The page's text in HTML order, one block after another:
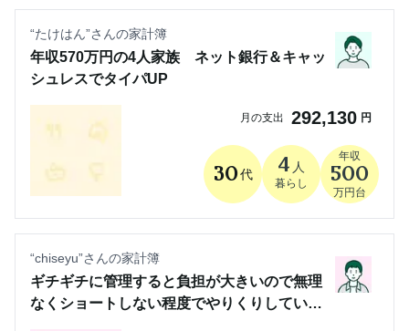
“たけはん”さんの家計簿
年収570万円の4人家族 ネット銀行＆キャッ
シュレスでタイパUP
月の支出 292,130 円
30代 4 人
暮らし
年収
500
万円台
“chiseyu”さんの家計簿
ギチギチに管理すると負担が大きいので無理
なくショートしない程度でやりくりしていま